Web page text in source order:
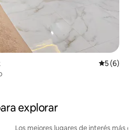
5 (6)
explorar
Los mejores lugares de interés más